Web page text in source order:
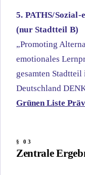
5. PATHS/
(nur Stadtteil B)
„Promoting
emotionales
gesamten
Deutschland
Grünen Liste
Zentrale